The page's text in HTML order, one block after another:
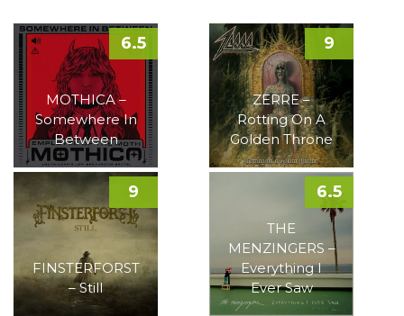
MOTHICA –
Somewhere In
Between
6.5
ZERRE –
Rotting On A
Golden Throne
9
FINSTERFORST
– Still
9
THE
MENZINGERS –
Everything I
Ever Saw
6.5